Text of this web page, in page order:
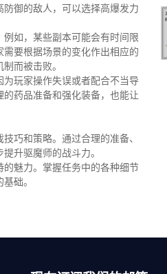
御的敌人，可以选择高爆发力
如，某些副本可能会有时间限
要根据场景的变化作出相应的
而被击败。
玩家操作失误或者配合不当导
药品准备和强化装备，也能让
巧和策略。通过合理的准备、
升驱魔师的战斗力。
魅力。掌握任务中的各种细节
础。